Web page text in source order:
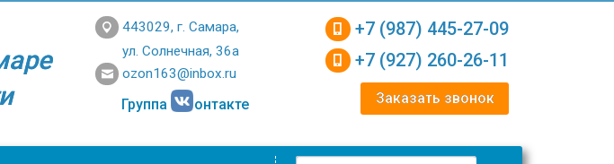
443029, г. Самара,
ул. Солнечная, 36а
ozon163@inbox.ru
Группа онтакте
+7 (987) 445-27-09
+7 (927) 260-26-11
Заказать звонок